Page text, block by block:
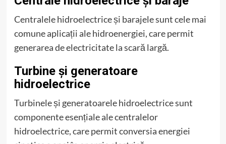
Centralele hidroelectrice și barajele sunt cele mai
comune aplicații ale hidroenergiei, care permit
generarea de electricitate la scară largă.
Turbine și generatoare
hidroelectrice
Turbinele și generatoarele hidroelectrice sunt
componente esențiale ale centralelor
hidroelectrice, care permit conversia energiei